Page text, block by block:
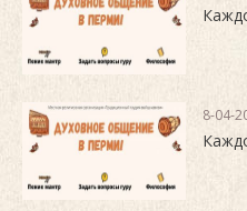
8-04-